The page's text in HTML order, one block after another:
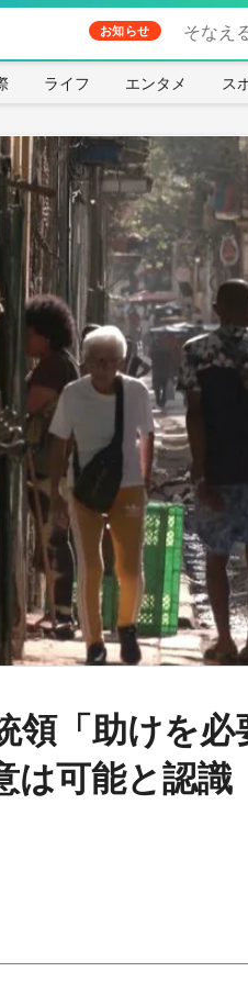
お知らせ そなえ
ライフ エンタメ ス
領「助けを
は可能と認